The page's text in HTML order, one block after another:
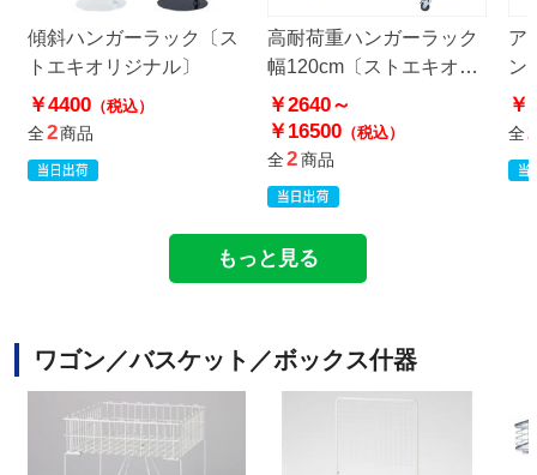
傾斜ハンガーラック〔ス
トエキオリジナル〕
￥4400（税込）
全2商品
高耐荷重ハンガーラック
幅120cm〔ストエキオリ
ジナル〕
￥2640～
￥16500 （税込）
全2商品
ア
ン
キ
￥
全2
もっと見る
ワゴン／バスケット／ボックス什器